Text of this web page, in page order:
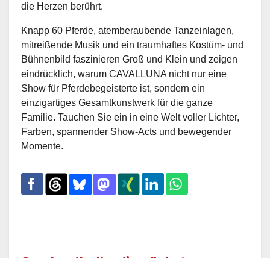
die Herzen berührt.
Knapp 60 Pferde, atemberaubende Tanzeinlagen,
mitreißende Musik und ein traumhaftes Kostüm- und
Bühnenbild faszinieren Groß und Klein und zeigen
eindrücklich, warum CAVALLUNA nicht nur eine
Show für Pferdebegeisterte ist, sondern ein
einzigartiges Gesamtkunstwerk für die ganze
Familie. Tauchen Sie ein in eine Welt voller Lichter,
Farben, spannender Show-Acts und bewegender
Momente.